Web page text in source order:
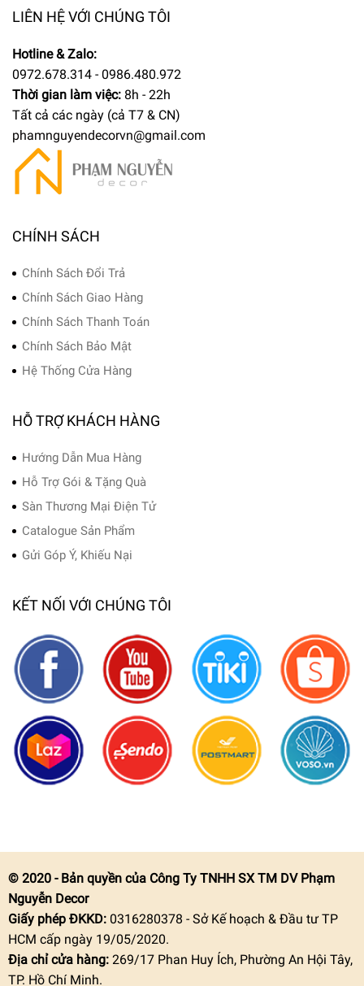
LIÊN HỆ VỚI CHÚNG TÔI
Hotline & Zalo:
0972.678.314 - 0986.480.972
Thời gian làm việc: 8h - 22h
Tất cả các ngày (cả T7 & CN)
phamnguyendecorvn@gmail.com
CHÍNH SÁCH
Chính Sách Đổi Trả
Chính Sách Giao Hàng
Chính Sách Thanh Toán
Chính Sách Bảo Mật
Hệ Thống Cửa Hàng
HỖ TRỢ KHÁCH HÀNG
Hướng Dẫn Mua Hàng
Hỗ Trợ Gói & Tặng Quà
Sàn Thương Mại Điện Tử
Catalogue Sản Phẩm
Gửi Góp Ý, Khiếu Nại
KẾT NỐI VỚI CHÚNG TÔI
© 2020 - Bản quyền của Công Ty TNHH SX TM DV Phạm
Nguyễn Decor
Giấy phép ĐKKD:0316280378 - Sở Kế hoạch & Đầu tư TP
HCM cấp ngày 19/05/2020.
Địa chỉ cửa hàng: 269/17 Phan Huy Ích, Phường An Hội Tây,
TP. Hồ Chí Minh.